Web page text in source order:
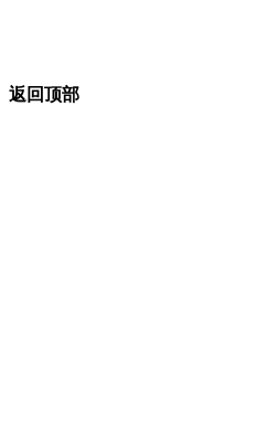
返回顶部